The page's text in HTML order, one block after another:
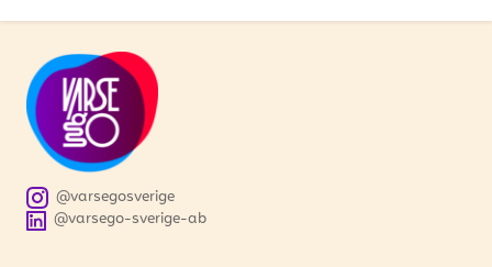
@varsego-sverige-ab
@varsegosverige